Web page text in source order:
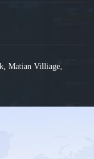
Matian Villiage,